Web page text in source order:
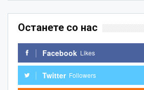
Останете со нас
Facebook Likes
Twitter Followers